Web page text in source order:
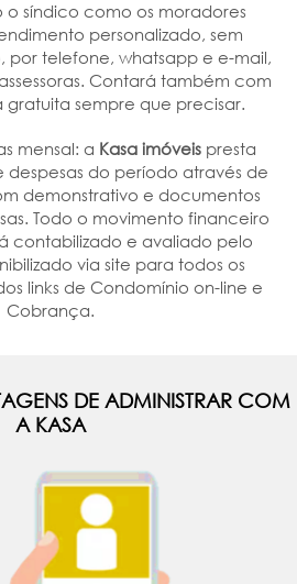
síndico como os moradores
personalizado, sem
por telefone, whatsapp e e-mail,
Contará também com
gratuita sempre que precisar.
mensal: a Kasa imóveispresta
despesas do período através de
demonstrativo e documentos
Todo o movimento financeiro
contabilizado e avaliado pelo
via site para todos os
links de Condomínio on-line e
Cobrança.
DE ADMINISTRAR COM
A KASA